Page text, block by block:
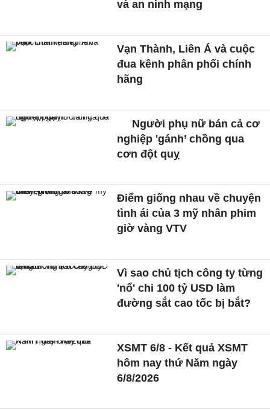
và an ninh mạng
Vạn Thành, Liên Á và cuộc
đua kênh phân phối chính
hãng
Người phụ nữ bán cả cơ
nghiệp 'gánh’ chồng qua
cơn đột quỵ
Điểm giống nhau về chuyện
tình ái của 3 mỹ nhân phim
giờ vàng VTV
Vì sao chủ tịch công ty từng
'nổ' chi 100 tỷ USD làm
đường sắt cao tốc bị bắt?
XSMT 6/8 - Kết quả XSMT
hôm nay thứ Năm ngày
6/8/2026